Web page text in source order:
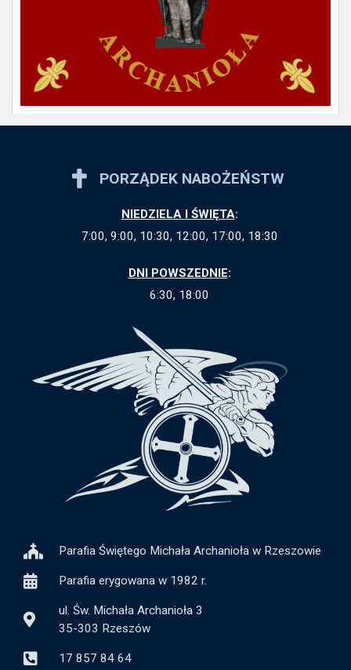
Parafia Świętego Michała Archanioła w Rzeszowie
Parafia erygowana w 1982 r.
ul. Św. Michała Archanioła 3
35-303 Rzeszów
17 857 84 64
PORZĄDEK NABOŻEŃSTW
NIEDZIELA I ŚWIĘTA:
7:00, 9:00, 10:30, 12:00, 17:00, 18:30
DNI POWSZEDNIE:
6:30, 18:00